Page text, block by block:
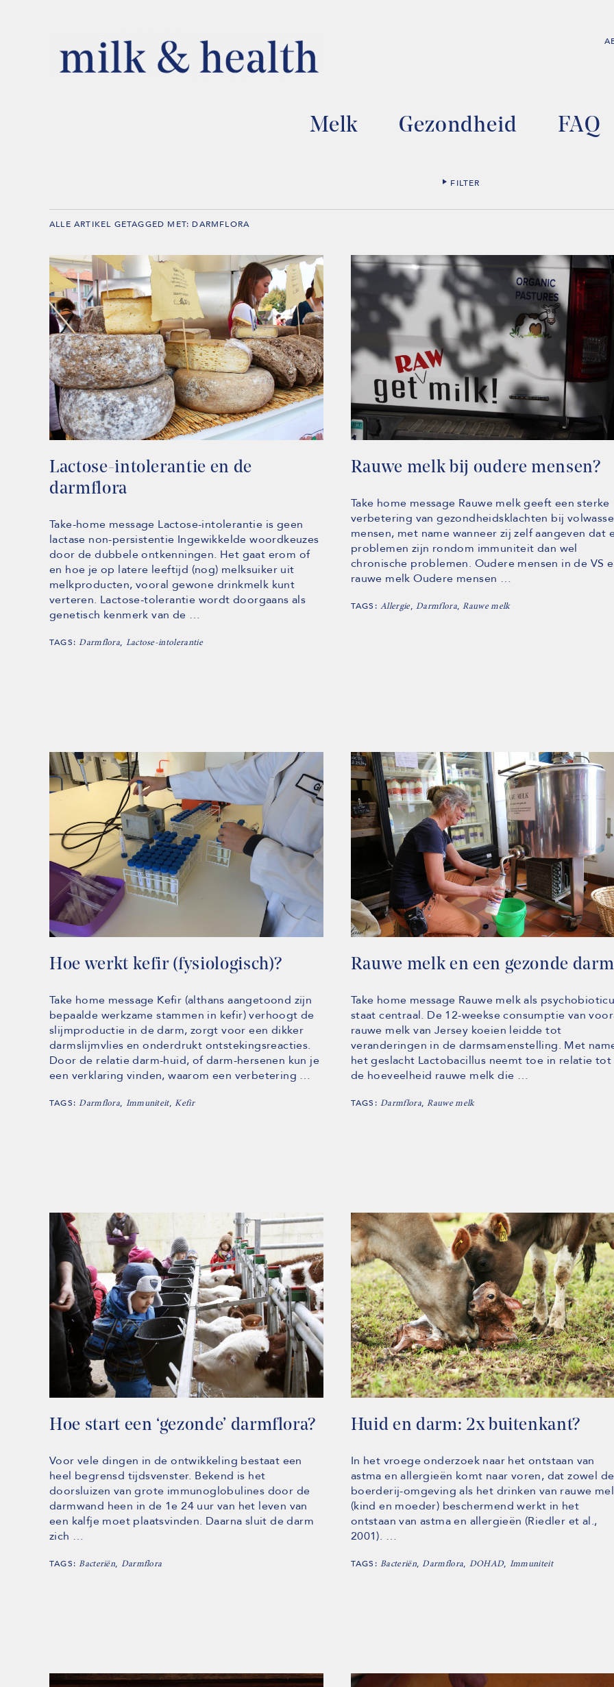
Melk Gezondheid FAQ
FILTER
ALLE ARTIKEL GETAGGED MET: DARMFLORA
Lactose-intolerantie en de
darmflora
Take-home message Lactose-intolerantie is geen
lactase non-persistentie Ingewikkelde woordkeuzes
door de dubbele ontkenningen. Het gaat erom of
en hoe je op latere leeftijd (nog) melksuiker uit
melkproducten, vooral gewone drinkmelk kunt
verteren. Lactose-tolerantie wordt doorgaans als
genetisch kenmerk van de …
TAGS:Darmflora, Lactose-intolerantie
Rauwe melk bij oudere mensen?
Take home message Rauwe melk geeft een sterke
verbetering van gezondheidsklachten bij
mensen, met name wanneer zij zelf aangeven dat
problemen zijn rondom immuniteit dan wel
chronische problemen. Oudere mensen in de VS
rauwe melk Oudere mensen …
TAGS:Allergie,Darmflora,Rauwe melk
Hoe werkt kefir (fysiologisch)?
Take home message Kefir (althans aangetoond zijn
bepaalde werkzame stammen in kefir) verhoogt de
slijmproductie in de darm, zorgt voor een dikker
darmslijmvlies en onderdrukt ontstekingsreacties.
Door de relatie darm-huid, of darm-hersenen kun je
een verklaring vinden, waarom een verbetering …
TAGS:Darmflora, Immuniteit,Kefir
Rauwe melk en een gezonde darm
Take home message Rauwe melk als
staat centraal. De 12-weekse consumptie van
rauwe melk van Jersey koeien leidde tot
veranderingen in de darmsamenstelling. Met
het geslacht Lactobacillus neemt toe in relatie tot
de hoeveelheid rauwe melk die …
TAGS:Darmflora,Rauwe melk
Hoe start een ‘gezonde’ darmflora?
Voor vele dingen in de ontwikkeling bestaat een
heel begrensd tijdsvenster. Bekend is het
doorsluizen van grote immunoglobulines door de
darmwand heen in de 1e 24 uur van het leven van
een kalfje moet plaatsvinden. Daarna sluit de darm
zich …
TAGS:Bacteriën, Darmflora
Huid en darm: 2x buitenkant?
In het vroege onderzoek naar het ontstaan van
astma en allergieën komt naar voren, dat zowel de
boerderij-omgeving als het drinken van rauwe
(kind en moeder) beschermend werkt in het
ontstaan van astma en allergieën (Riedler et al.,
2001). …
TAGS:Bacteriën,Darmflora, DOHAD, Immuniteit